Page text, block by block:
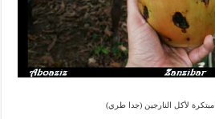
لأكل النارجين (جدا طري)